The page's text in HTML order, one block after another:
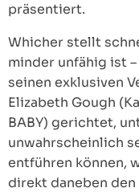
präsentiert.
Whicher stellt
minder unfähig ist
seinen exklusiven
Elizabeth Gough
BABY) gerichtet,
unwahrscheinlich
entführen können,
direkt daneben